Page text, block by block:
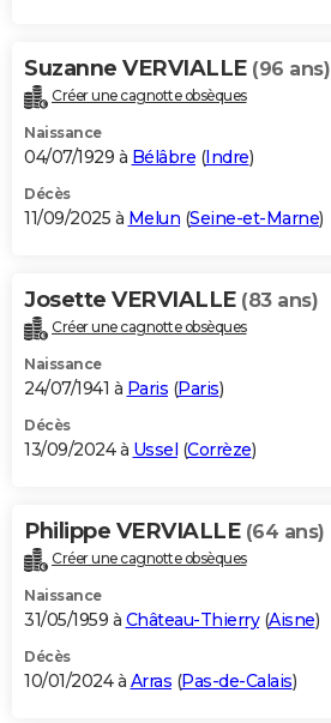
Suzanne VERVIALLE (96 ans)
Créer une cagnotte obsèques
Naissance
04/07/1929 à Bélâbre (Indre)
Décès
11/09/2025 à Melun (Seine-et-Marne)
Josette VERVIALLE (83 ans)
Créer une cagnotte obsèques
Naissance
24/07/1941 à Paris (Paris)
Décès
13/09/2024 à Ussel (Corrèze)
Philippe VERVIALLE (64 ans)
Créer une cagnotte obsèques
Naissance
31/05/1959 à Château-Thierry(Aisne)
Décès
10/01/2024 à Arras (Pas-de-Calais)